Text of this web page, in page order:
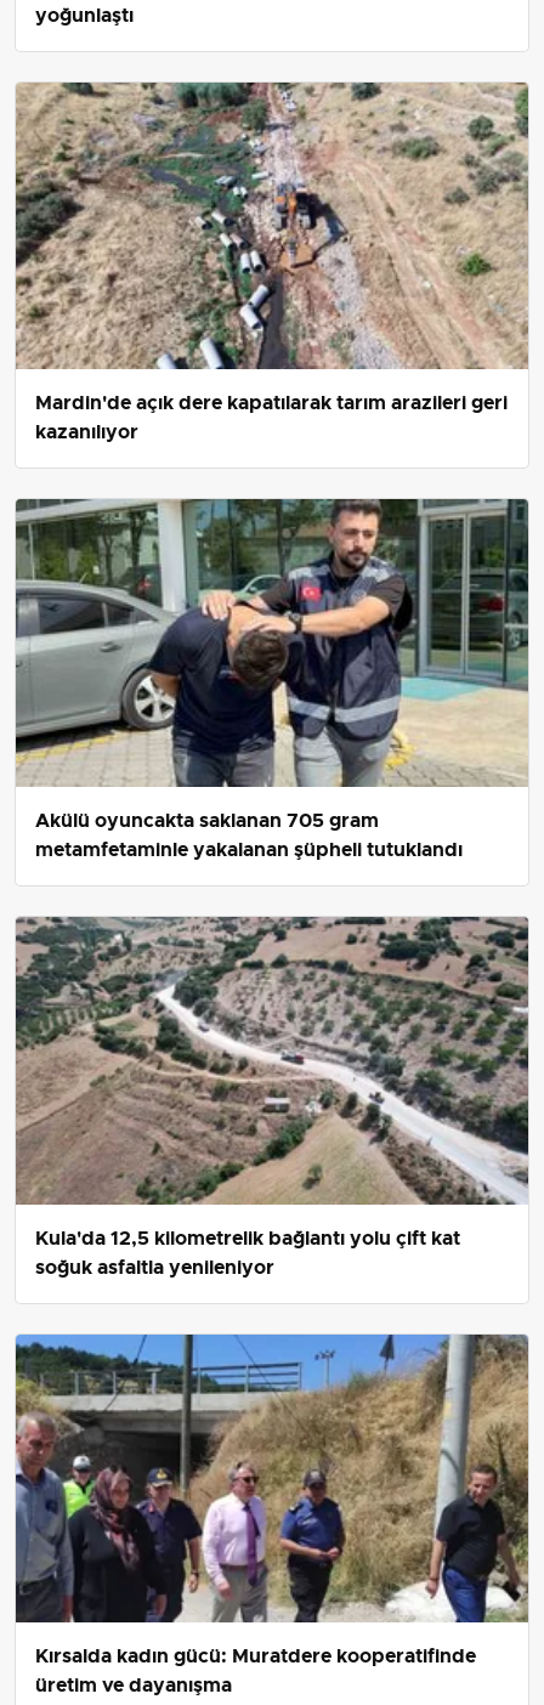
yoğunlaştı
Mardin'de açık dere kapatılarak tarım arazileri geri
kazanılıyor
Akülü oyuncakta saklanan 705 gram
metamfetaminle yakalanan şüpheli tutuklandı
Kula'da 12,5 kilometrelik bağlantı yolu çift kat
soğuk asfaltla yenileniyor
Kırsalda kadın gücü: Muratdere kooperatifinde
üretim ve dayanışma